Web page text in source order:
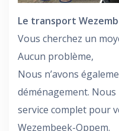
Le transport
Vous cherchez un
Aucun problème,
Nous n’avons
déménagement.
service complet pour
Wezembeek-Oppem.